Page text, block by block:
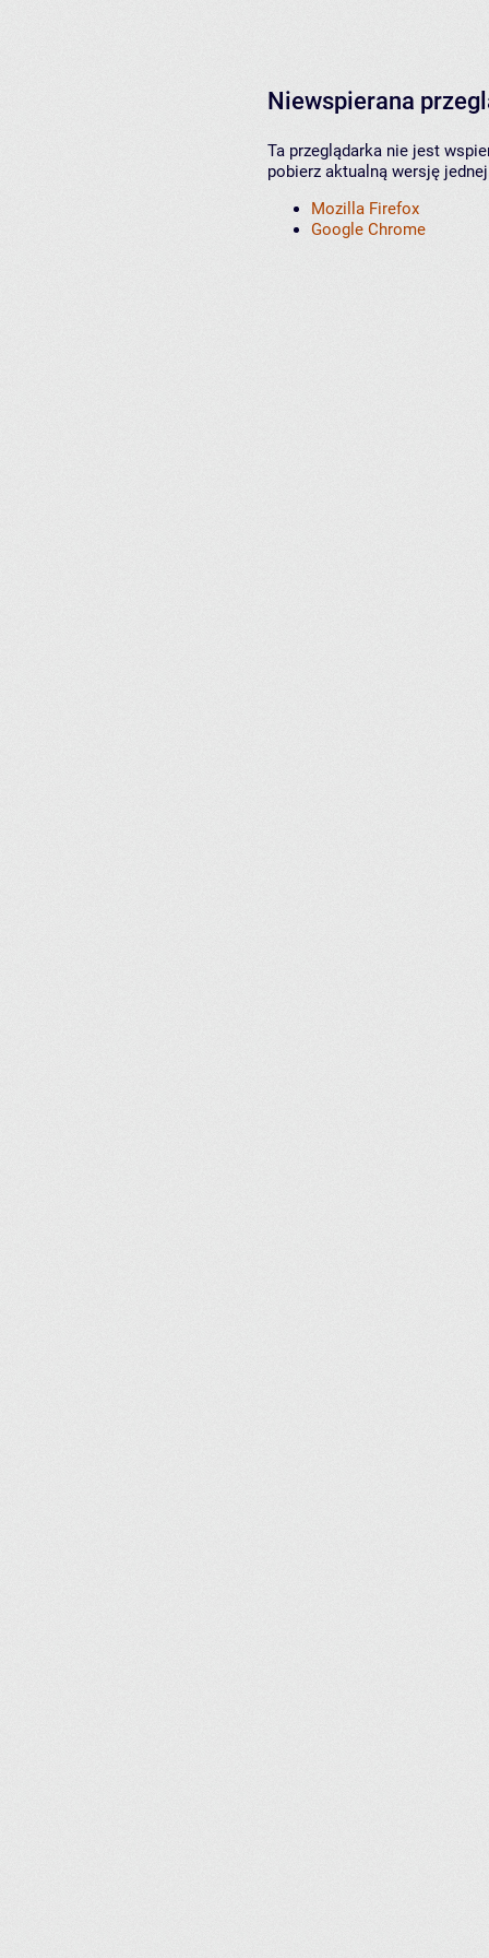
Niewspierana
Ta przeglądarka nie jest
pobierz aktualną wersję
Mozilla Firefox
Google Chrome